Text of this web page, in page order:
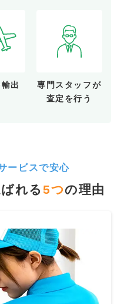
輸出
専門スタッフが
査定を行う
ービスで安心
れる5つの理由